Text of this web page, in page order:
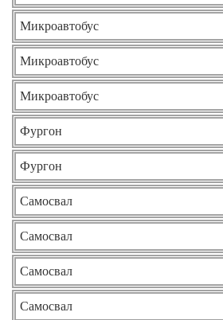
Микроавтобус
Микроавтобус
Микроавтобус
Фургон
Фургон
Самосвал
Самосвал
Самосвал
Самосвал